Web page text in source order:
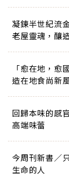
凝鍊半世紀流
老屋靈魂，釀
「愈在地，
造在地食尚新
回歸本味的感
高端味蕾
今周刊新書／
生命的人